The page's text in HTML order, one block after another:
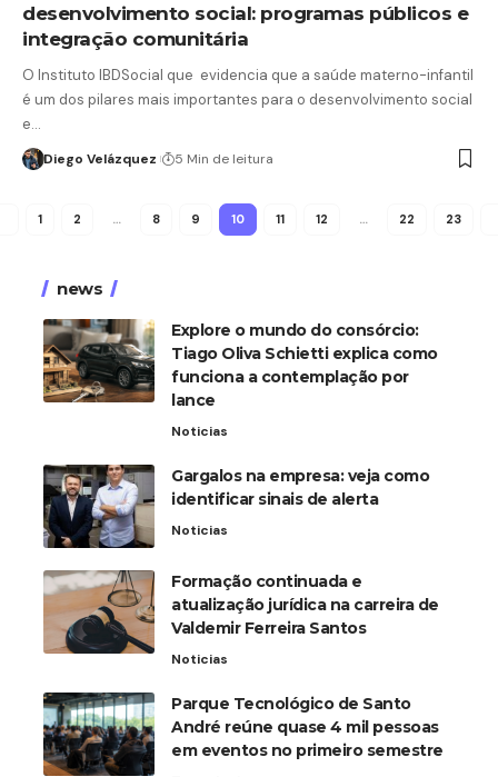
desenvolvimento social: programas públicos e
integração comunitária
O Instituto IBDSocial que evidencia que a saúde materno-infantil
é um dos pilares mais importantes para o desenvolvimento social
e…
Diego Velázquez 5 Min de leitura
1 2 … 8 9 10 11 12 … 22 23
news
Explore o mundo do consórcio:
Tiago Oliva Schietti explica como
funciona a contemplação por
lance
Noticias
Gargalos na empresa: veja como
identificar sinais de alerta
Noticias
Formação continuada e
atualização jurídica na carreira de
Valdemir Ferreira Santos
Noticias
Parque Tecnológico de Santo
André reúne quase 4 mil pessoas
em eventos no primeiro semestre